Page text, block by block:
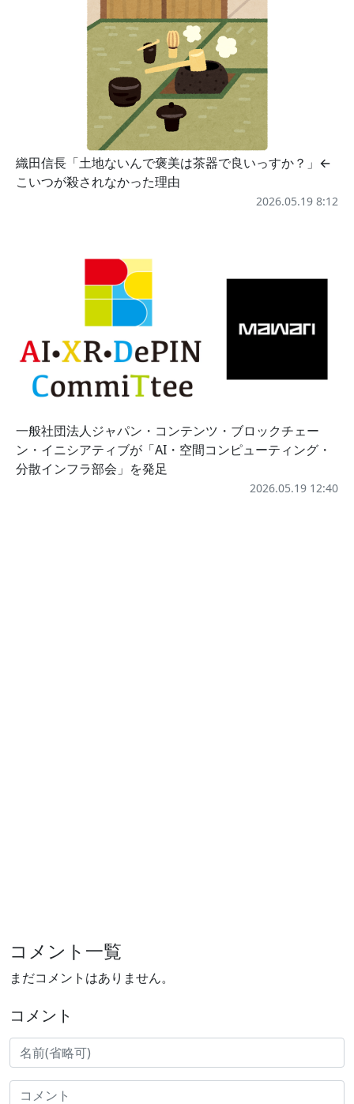
織田信長「土地ないんで褒美は茶器で良いっすか？」←
こいつが殺されなかった理由
2026.05.19 8:12
一般社団法人ジャパン・コンテンツ・ブロックチェー
ン・イニシアティブが「AI・空間コンピューティング・
分散インフラ部会」を発足
2026.05.19 12:40
コメント一覧
まだコメントはありません。
コメント